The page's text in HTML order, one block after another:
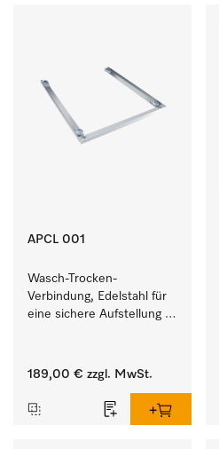
APCL 001
Wasch-Trocken-
Verbindung, Edelstahl für
eine sichere Aufstellung
189,00 € zzgl. MwSt.